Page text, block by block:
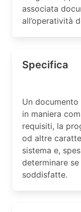
associata
all’operatività
Specifica
Un
in maniera
requisiti, la
od altre
sistema e,
determinare
soddisfatte.